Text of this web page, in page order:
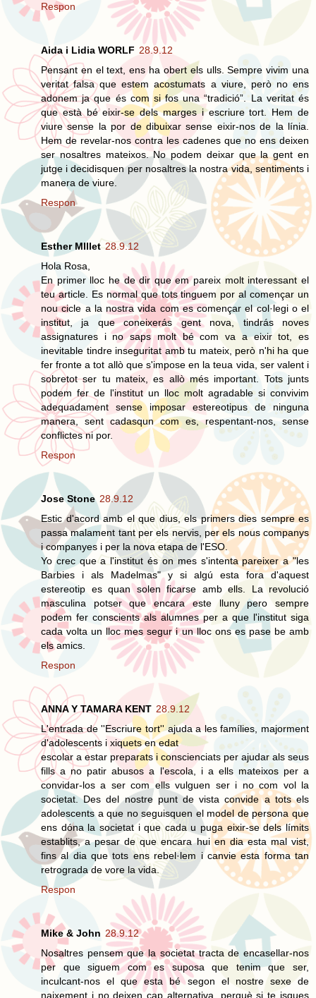
Respon
Aida i Lidia WORLF 28.9.12
Pensant en el text, ens ha obert els ulls. Sempre vivim una
veritat falsa que estem acostumats a viure, però no ens
adonem ja que és com si fos una “tradició”. La veritat és
que està bé eixir-se dels marges i escriure tort. Hem de
viure sense la por de dibuixar sense eixir-nos de la línia.
Hem de revelar-nos contra les cadenes que no ens deixen
ser nosaltres mateixos. No podem deixar que la gent en
jutge i decidisquen per nosaltres la nostra vida, sentiments i
manera de viure.
Respon
Esther MIllet 28.9.12
Hola Rosa,
En primer lloc he de dir que em pareix molt interessant el
teu article. Es normal que tots tinguem por al començar un
nou cicle a la nostra vida com es començar el col·legi o el
institut, ja que coneixerás gent nova, tindrás noves
assignatures i no saps molt bé com va a eixir tot, es
inevitable tindre inseguritat amb tu mateix, però n'hi ha que
fer fronte a tot allò que s'impose en la teua vida, ser valent i
sobretot ser tu mateix, es allò més important. Tots junts
podem fer de l'institut un lloc molt agradable si convivim
adequadament sense imposar estereotipus de ninguna
manera, sent cadasqun com es, respentant-nos, sense
conflictes ni por.
Respon
Jose Stone 28.9.12
Estic d'acord amb el que dius, els primers dies sempre es
passa malament tant per els nervis, per els nous companys
i companyes i per la nova etapa de l'ESO.
Yo crec que a l'institut és on mes s'intenta pareixer a "les
Barbies i als Madelmas" y si algú esta fora d'aquest
estereotip es quan solen ficarse amb ells. La revolució
masculina potser que encara este lluny pero sempre
podem fer conscients als alumnes per a que l'institut siga
cada volta un lloc mes segur i un lloc ons es pase be amb
els amics.
Respon
ANNA Y TAMARA KENT 28.9.12
L'entrada de ''Escriure tort'' ajuda a les famílies, majorment
d'adolescents i xiquets en edat
escolar a estar preparats i conscienciats per ajudar als seus
fills a no patir abusos a l'escola, i a ells mateixos per a
convidar-los a ser com ells vulguen ser i no com vol la
societat. Des del nostre punt de vista convide a tots els
adolescents a que no seguisquen el model de persona que
ens dóna la societat i que cada u puga eixir-se dels límits
establits, a pesar de que encara hui en dia esta mal vist,
fins al dia que tots ens rebel·lem i canvie esta forma tan
retrograda de vore la vida.
Respon
Mike & John 28.9.12
Nosaltres pensem que la societat tracta de encasellar-nos
per que siguem com es suposa que tenim que ser,
inculcant-nos el que esta bé segon el nostre sexe de
naixement i no deixen cap alternativa, perquè si te isques